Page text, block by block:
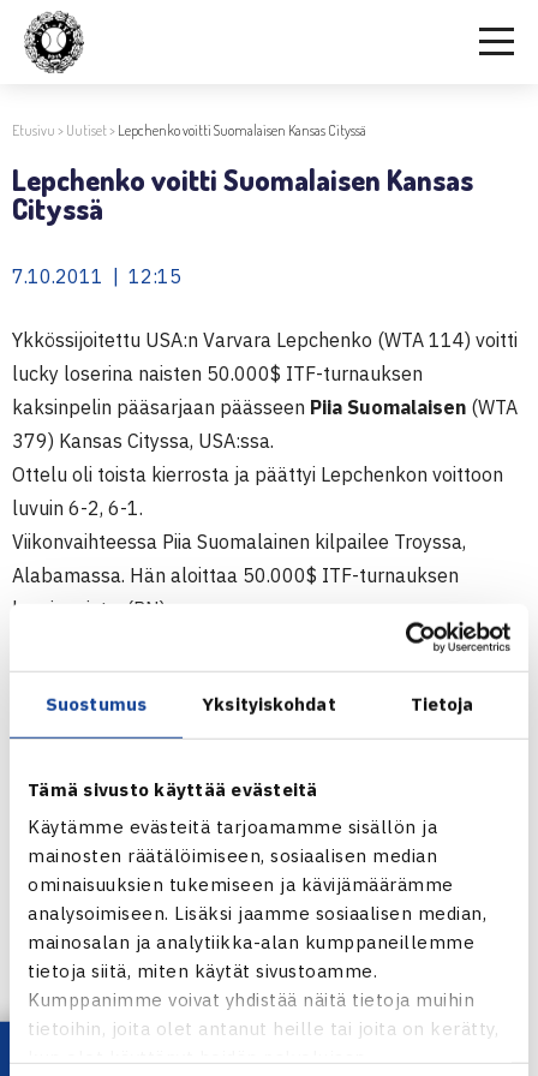
Suostumus Yksityiskohdat Tietoja
Tämä sivusto käyttää evästeitä
Käytämme evästeitä tarjoamamme sisällön ja
mainosten räätälöimiseen, sosiaalisen median
ominaisuuksien tukemiseen ja kävijämäärämme
analysoimiseen. Lisäksi jaamme sosiaalisen median,
mainosalan ja analytiikka-alan kumppaneillemme
tietoja siitä, miten käytät sivustoamme.
Kumppanimme voivat yhdistää näitä tietoja muihin
tietoihin, joita olet antanut heille tai joita on kerätty,
Etusivu > Uutiset> Lepchenko voitti Suomalaisen Kansas Cityssä
Lepchenko voitti Suomalaisen Kansas
Cityssä
7.10.2011 | 12:15
Ykkössijoitettu USA:n Varvara Lepchenko (WTA 114) voitti
lucky loserina naisten 50.000$ ITF-turnauksen
kaksinpelin pääsarjaan päässeen Piia Suomalaisen (WTA
379) Kansas Cityssa, USA:ssa.
Ottelu oli toista kierrosta ja päättyi Lepchenkon voittoon
luvuin 6-2, 6-1.
Viikonvaihteessa Piia Suomalainen kilpailee Troyssa,
Alabamassa. Hän aloittaa 50.000$ ITF-turnauksen
karsinnoista. (RN)
Naisten 50.000$ ITF-turnaus
2.-10.10.2011 Kansas City, USA
Kaksinpeli
Suomalainen (lucky loser) 62 61
Kansas Cityn naisten ITF-turnaus verkossa
Piia Suomalainen
Kuva: Katriina Saarinen